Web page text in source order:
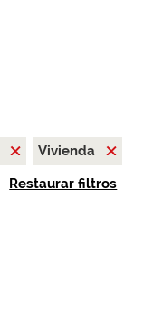
Vivienda
Restaurar filtros